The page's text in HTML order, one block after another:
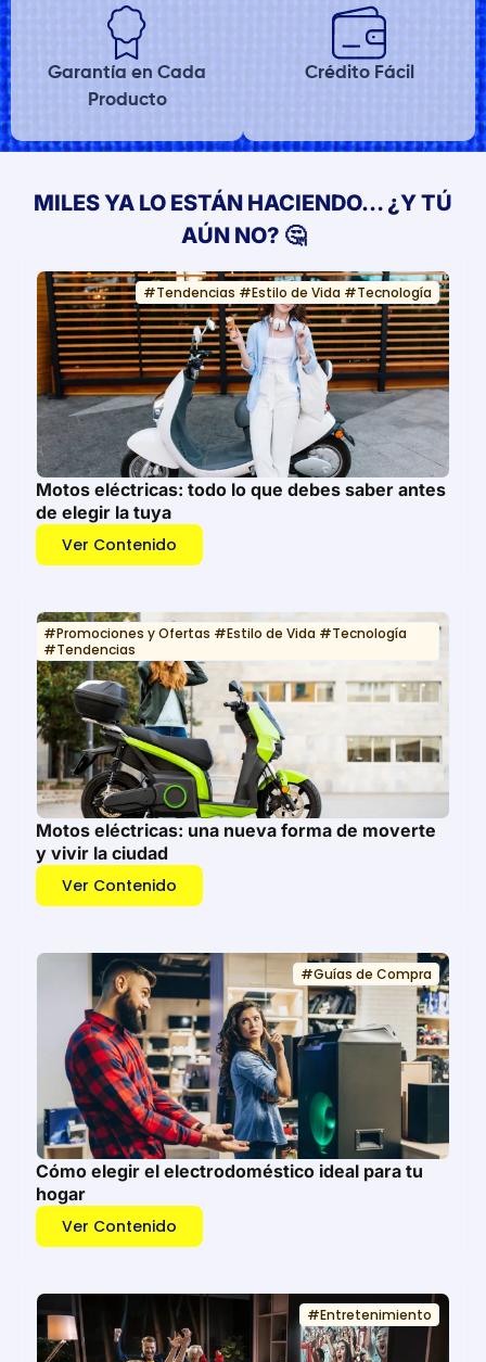
Garantía en Cada
Producto
Crédito Fácil
MILES YA LO ESTÁN HACIENDO… ¿Y TÚ
AÚN NO? 🤔
#Tendencias #Estilo de Vida #Tecnología
Motos eléctricas: todo lo que debes saber antes
de elegir la tuya
Ver Contenido
#Promociones y Ofertas #Estilo de Vida #Tecnología
#Tendencias
Motos eléctricas: una nueva forma de moverte
y vivir la ciudad
Ver Contenido
#Guías de Compra
Cómo elegir el electrodoméstico ideal para tu
hogar
Ver Contenido
#Entretenimiento